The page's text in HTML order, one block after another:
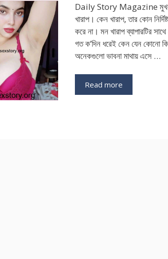
Daily Story Magazine
খারাপ। কেন খারাপ, তার কোন
করে না। মন খারাপ ব্যাপারটির
গত ক’দিন ধরেই কেন যেন কোনো
অনেকগুলো ভাবনা মাথায় এসে …
Read more